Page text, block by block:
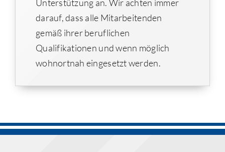
Unterstützung an. Wir achten immer
darauf, dass alle Mitarbeitenden
gemäß ihrer beruflichen
Qualifikationen und wenn möglich
wohnortnah eingesetzt werden.